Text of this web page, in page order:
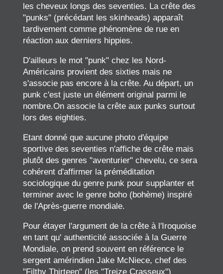
les cheveux longs des seventies. La crête des
"punks" (précédant les skinheads) apparaît
tardivement comme phénomène de rue en
réaction aux derniers hippies.
D'ailleurs le mot "punk" chez les Nord-
Américains provient des sixties mais ne
s'associe pas encore à la crête. Au départ, un
punk c'est juste un élément original parmi le
nombre.On associe la crête aux punks surtout
lors des eighties.
Etant donné que aucune photo d'équipe
sportive des seventies n'affiche de crête mais
plutôt des genres "aventurier" chevelu, ce sera
cohérent d'affirmer la préméditation
sociologique du genre punk pour supplanter et
terminer avec le genre boho (bohème) inspiré
de l'Après-guerre mondiale.
Pour étayer l'argument de la crête à l'Iroquoise
en tant qu' authenticité associée à la Guerre
Mondiale, on prend souvent en référence le
sergent amérindien Jake McNiece, chef des
"Filthy Thirteen" (les "Treize Crasseux")